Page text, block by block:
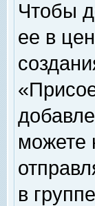
Чтобы
ее в
можете
в